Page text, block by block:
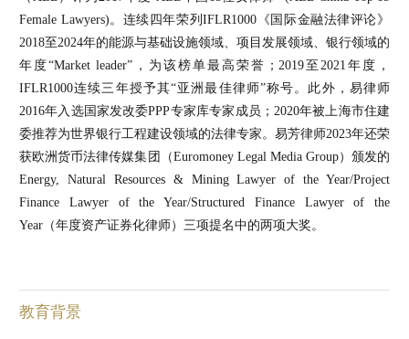
Female Lawyers)。连续四年荣列IFLR1000《国际金融法律评论》
2018至2024年的能源与基础设施领域、项目发展领域、银行领域的
年度“Market leader”，为该榜单最高荣誉；2019至2021年度，
IFLR1000连续三年授予其“亚洲最佳律师”称号。此外，易律师
2016年入选国家发改委PPP专家库专家成员；2020年被上海市住建
委推荐为世界银行工程建设领域的法律专家。易芳律师2023年还荣
获欧洲货币法律传媒集团（Euromoney Legal Media Group）颁发的
Energy, Natural Resources & Mining Lawyer of the Year/Project
Finance Lawyer of the Year/Structured Finance Lawyer of the
Year（年度资产证券化律师）三项提名中的两项大奖。
教育背景